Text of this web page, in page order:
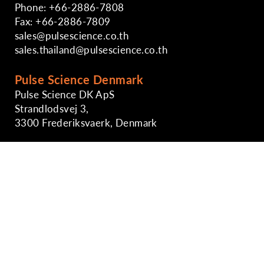
Phone: +66-2886-7808
Fax: +66-2886-7809
sales@pulsescience.co.th
sales.thailand@pulsescience.co.th
Pulse Science Denmark
Pulse Science DK ApS
Strandlodsvej 3,
3300 Frederiksvaerk, Denmark